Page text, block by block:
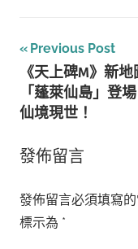
文
章
導
覽
Previous Post
《天上碑M》新地
「蓬萊仙島」登
仙境現世！
發佈留言
發佈留言必須填寫
標示為 *